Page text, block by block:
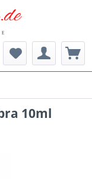
10ml